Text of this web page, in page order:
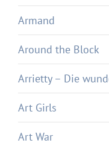
Armand
Around the Block
Arrietty – Die
Art Girls
Art War